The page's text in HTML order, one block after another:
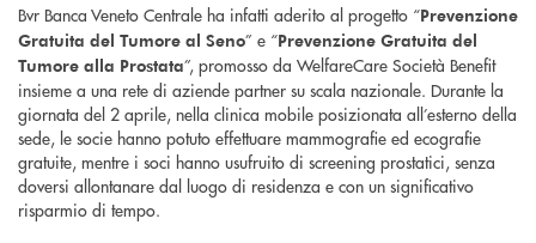
Bvr Banca Veneto Centrale ha infatti aderito al progetto “Prevenzione
Gratuita del Tumore al Seno” e “Prevenzione Gratuita del
Tumore alla Prostata”, promosso da WelfareCare Società Benefit
insieme a una rete di aziende partner su scala nazionale. Durante la
giornata del 2 aprile, nella clinica mobile posizionata all’esterno della
sede, le socie hanno potuto effettuare mammografie ed ecografie
gratuite, mentre i soci hanno usufruito di screening prostatici, senza
doversi allontanare dal luogo di residenza e con un significativo
risparmio di tempo.